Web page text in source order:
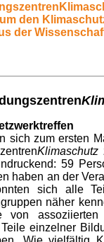
den
der
sich zum ersten
Klimaschutz
59
haben an der
sich alle
näher
von
einzelner